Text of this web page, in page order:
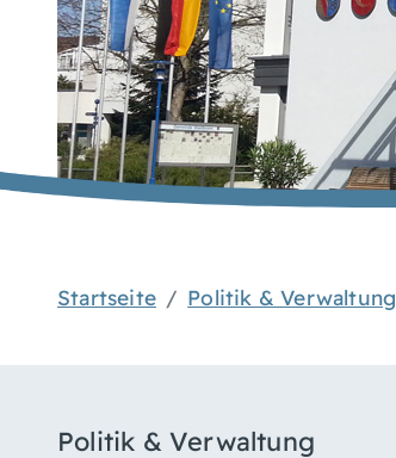
Startseite Politik & Verwaltung
Politik & Verwaltung